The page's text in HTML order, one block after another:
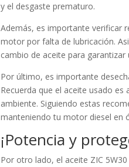
y el desgaste prematuro.
Además, es importante verificar
motor por falta de lubricación.
cambio de aceite para
Por último, es importante
Recuerda que el aceite usado
ambiente. Siguiendo estas
manteniendo tu motor diesel en
¡Potencia y
Por otro lado, el aceite ZIC